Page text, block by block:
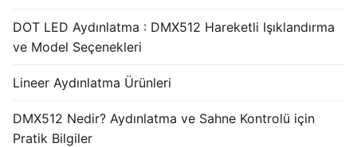
DOT LED Aydınlatma : DMX512 Hareketli Işıklandırma
ve Model Seçenekleri
Lineer Aydınlatma Ürünleri
DMX512 Nedir? Aydınlatma ve Sahne Kontrolü için
Pratik Bilgiler